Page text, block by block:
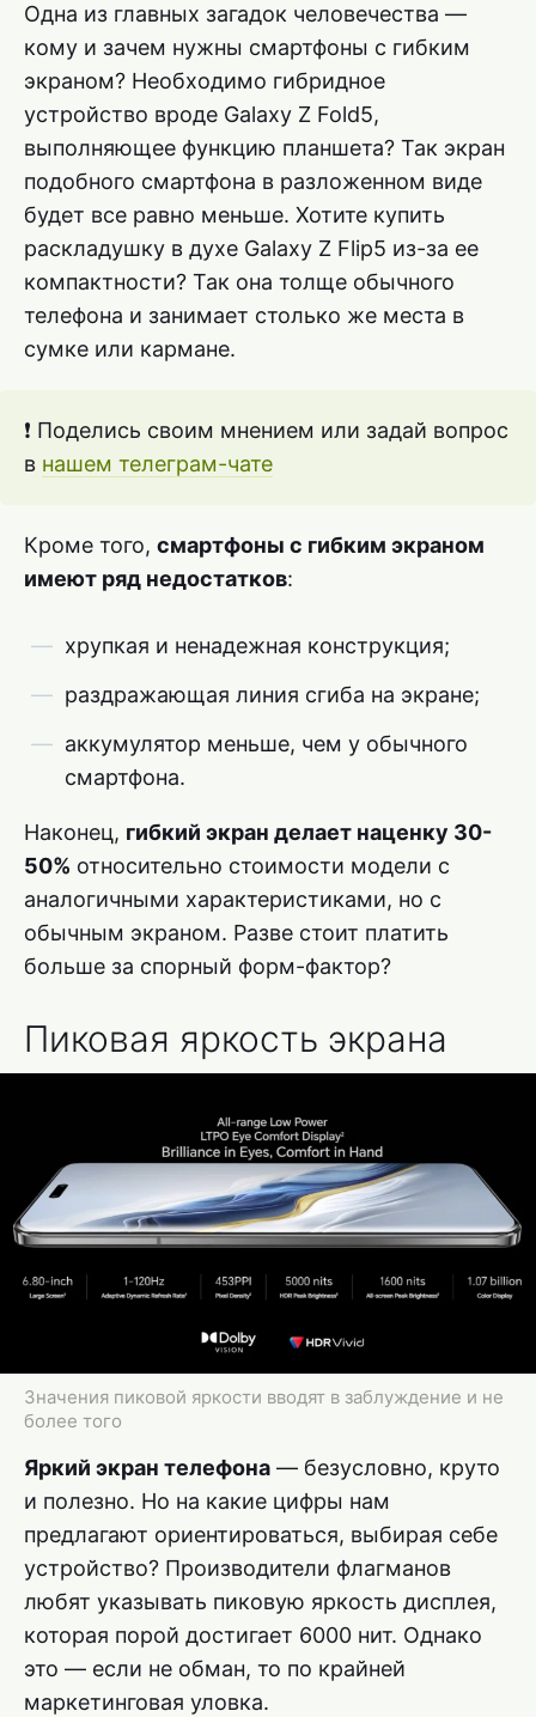
Одна из главных загадок человечества —
кому и зачем нужны смартфоны с гибким
экраном? Необходимо гибридное
устройство вроде Galaxy Z Fold5,
выполняющее функцию планшета? Так экран
подобного смартфона в разложенном виде
будет все равно меньше. Хотите купить
раскладушку в духе Galaxy Z Flip5 из-за ее
компактности? Так она толще обычного
телефона и занимает столько же места в
сумке или кармане.
❗ Поделись своим мнением или задай вопрос
в нашем телеграм-чате
Кроме того, смартфоны с гибким экраном
имеют ряд недостатков:
хрупкая и ненадежная конструкция;
раздражающая линия сгиба на экране;
аккумулятор меньше, чем у обычного
смартфона.
Наконец, гибкий экран делает наценку 30-
50% относительно стоимости модели с
аналогичными характеристиками, но с
обычным экраном. Разве стоит платить
больше за спорный форм-фактор?
Пиковая яркость экрана
Значения пиковой яркости вводят в заблуждение и не
более того
Яркий экран телефона — безусловно, круто
и полезно. Но на какие цифры нам
предлагают ориентироваться, выбирая себе
устройство? Производители флагманов
любят указывать пиковую яркость дисплея,
которая порой достигает 6000 нит. Однако
это — если не обман, то по крайней
маркетинговая уловка.